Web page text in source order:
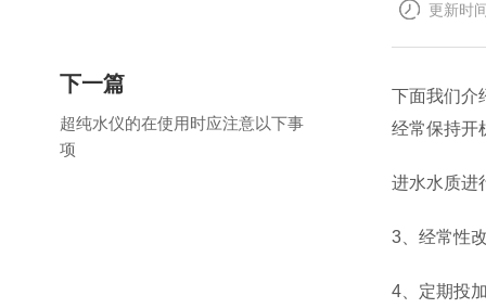
更新时
下面我们介
经常保持开
进水水质进
3、经常性
4、定期投
下一篇
超纯水仪的在使用时应注意以下事
项